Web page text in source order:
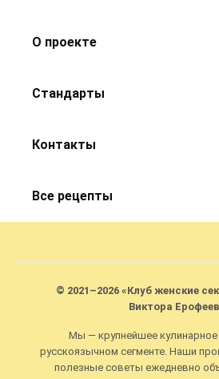
О проекте
Стандарты
Контакты
Все рецепты
© 2021–2026 «Клуб женские
Виктора
Мы — крупнейшее
русскоязычном сегменте. Наши
полезные советы ежедневно